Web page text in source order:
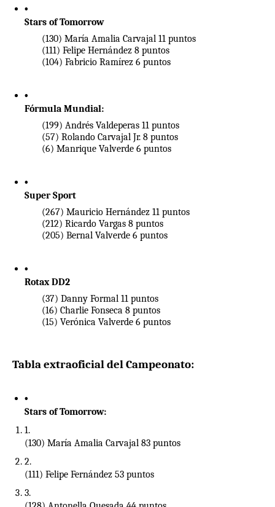
Stars of Tomorrow
(130) María Amalia Carvajal 11 puntos
(111) Felipe Hernández 8 puntos
(104) Fabricio Ramírez 6 puntos
Fórmula Mundial:
(199) Andrés Valdeperas 11 puntos
(57) Rolando Carvajal Jr. 8 puntos
(6) Manrique Valverde 6 puntos
Super Sport
(267) Mauricio Hernández 11 puntos
(212) Ricardo Vargas 8 puntos
(205) Bernal Valverde 6 puntos
Rotax DD2
(37) Danny Formal 11 puntos
(16) Charlie Fonseca 8 puntos
(15) Verónica Valverde 6 puntos
Tabla extraoficial del Campeonato:
Stars of Tomorrow:
(130) María Amalia Carvajal 83 puntos
(111) Felipe Fernández 53 puntos